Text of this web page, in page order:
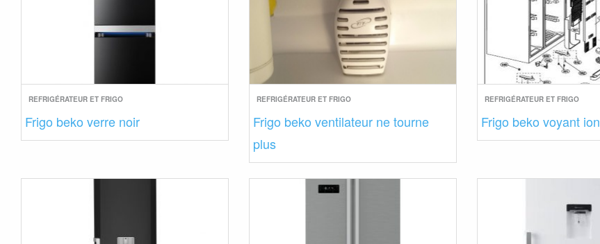
REFRIGÉRATEUR ET FRIGO
Frigo beko verre noir
REFRIGÉRATEUR ET FRIGO
Frigo beko ventilateur ne tourne
plus
REFRIGÉRATEUR ET FRIGO
Frigo beko voyant ion